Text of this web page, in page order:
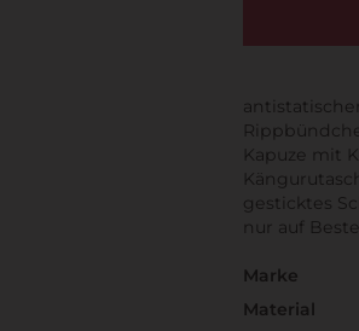
Kapuze mit
gesticktes
nur auf
Marke
Material